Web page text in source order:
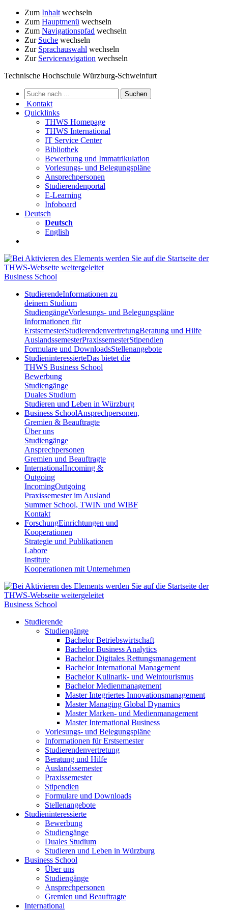
Zum Inhalt wechseln
Zum Hauptmenü wechseln
Zum Navigationspfad wechseln
Zur Suche wechseln
Zur Sprachauswahl wechseln
Zur Servicenavigation wechseln
Technische Hochschule Würzburg-Schweinfurt
Kontakt
Quicklinks
THWS Homepage
THWS International
IT Service Center
Bibliothek
Bewerbung und Immatrikulation
Vorlesungs- und Belegungspläne
Ansprechpersonen
Studierendenportal
E-Learning
Infoboard
Deutsch
Deutsch
English
Business School
StudierendeInformationen zu
deinem Studium
StudiengängeVorlesungs- und Belegungspläne
Informationen für
ErstsemesterStudierendenvertretungBeratung und Hilfe
AuslandssemesterPraxissemesterStipendien
Formulare und DownloadsStellenangebote
StudieninteressierteDas bietet die
THWS Business School
Bewerbung
Studiengänge
Duales Studium
Studieren und Leben in Würzburg
Business SchoolAnsprechpersonen,
Gremien & Beauftragte
Über uns
Studiengänge
Ansprechpersonen
Gremien und Beauftragte
InternationalIncoming &
Outgoing
IncomingOutgoing
Praxissemester im Ausland
Summer School, TWIN und WIBF
Kontakt
ForschungEinrichtungen und
Kooperationen
Strategie und Publikationen
Labore
Institute
Kooperationen mit Unternehmen
Business School
Studierende
Studiengänge
Bachelor Betriebswirtschaft
Bachelor Business Analytics
Bachelor Digitales Rettungsmanagement
Bachelor International Management
Bachelor Kulinarik- und Weintourismus
Bachelor Medienmanagement
Master Integriertes Innovationsmanagement
Master Managing Global Dynamics
Master Marken- und Medienmanagement
Master International Business
Vorlesungs- und Belegungspläne
Informationen für Erstsemester
Studierendenvertretung
Beratung und Hilfe
Auslandssemester
Praxissemester
Stipendien
Formulare und Downloads
Stellenangebote
Studieninteressierte
Bewerbung
Studiengänge
Duales Studium
Studieren und Leben in Würzburg
Business School
Über uns
Studiengänge
Ansprechpersonen
Gremien und Beauftragte
International